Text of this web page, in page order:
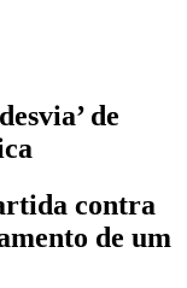
de
contra
de um